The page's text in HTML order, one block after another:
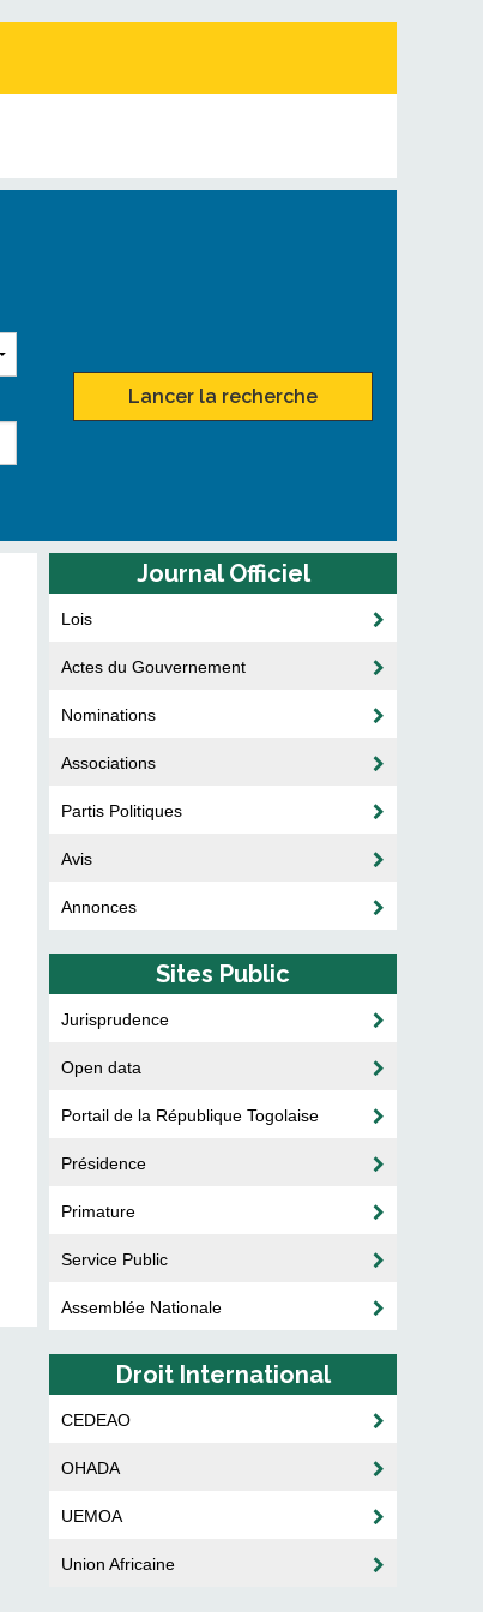
Lancer la recherche
Journal Officiel
Lois
Actes du Gouvernement
Nominations
Associations
Partis Politiques
Avis
Annonces
Sites Public
Jurisprudence
Open data
Portail de la République Togolaise
Présidence
Primature
Service Public
Assemblée Nationale
Droit International
CEDEAO
OHADA
UEMOA
Union Africaine